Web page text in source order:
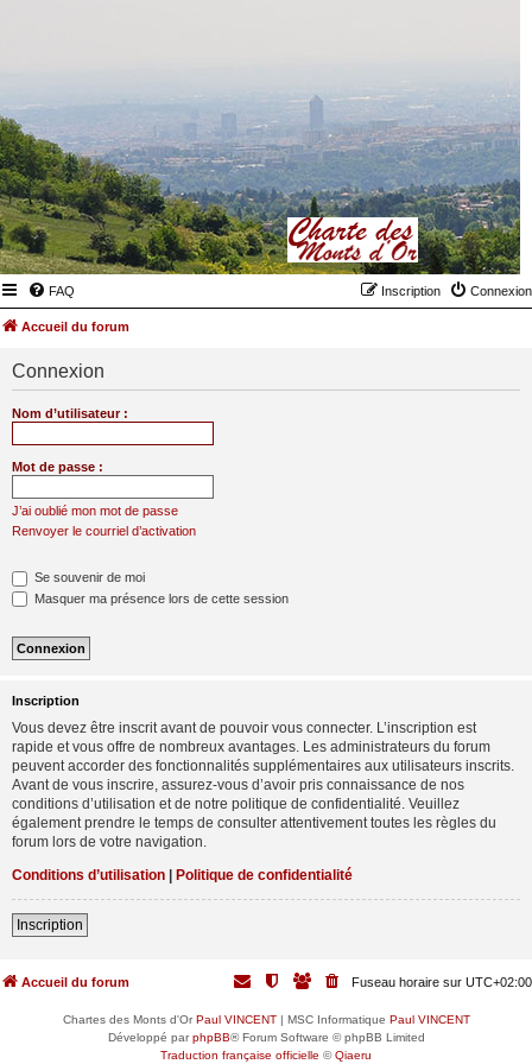
FAQ Connexion
Inscription
Accueil du forum
Connexion
Nom d’utilisateur :
Mot de passe :
J’ai oublié mon mot de passe
Renvoyer le courriel d’activation
Se souvenir de moi
Masquer ma présence lors de cette session
Inscription
Vous devez être inscrit avant de pouvoir vous connecter. L’inscription est
rapide et vous offre de nombreux avantages. Les administrateurs du forum
peuvent accorder des fonctionnalités supplémentaires aux utilisateurs inscrits.
Avant de vous inscrire, assurez-vous d’avoir pris connaissance de nos
conditions d’utilisation et de notre politique de confidentialité. Veuillez
également prendre le temps de consulter attentivement toutes les règles du
forum lors de votre navigation.
Conditions d’utilisation | Politique de confidentialité
Inscription
Accueil du forum Fuseau horaire sur UTC+02:00
Chartes des Monts d'OrPaul VINCENT| MSC Informatique Paul VINCENT
Développé parphpBB® Forum Software © phpBB Limited
Traduction française officielle ©Qiaeru